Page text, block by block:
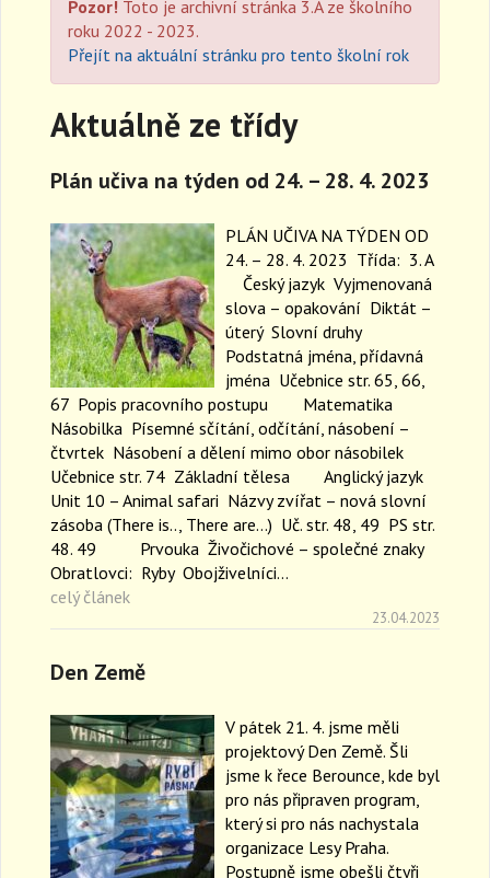
Pozor! Toto je archivní stránka 3.A ze školního
roku 2022 - 2023.
Přejít na aktuální stránku pro tento školní rok
Aktuálně ze třídy
Plán učiva na týden od 24. – 28. 4. 2023
PLÁN UČIVA NA TÝDEN OD
24. – 28. 4. 2023 Třída: 3. A
Český jazyk Vyjmenovaná
slova – opakování Diktát –
úterý Slovní druhy
Podstatná jména, přídavná
jména Učebnice str. 65, 66,
67 Popis pracovního postupu Matematika
Násobilka Písemné sčítání, odčítání, násobení –
čtvrtek Násobení a dělení mimo obor násobilek
Učebnice str. 74 Základní tělesa Anglický jazyk
Unit 10 – Animal safari Názvy zvířat – nová slovní
zásoba (There is.., There are…) Uč. str. 48, 49 PS str.
48. 49 Prvouka Živočichové – společné znaky
Obratlovci: Ryby Obojživelníci…
celý článek
23.04.2023
Den Země
V pátek 21. 4. jsme měli
projektový Den Země. Šli
jsme k řece Berounce, kde byl
pro nás připraven program,
který si pro nás nachystala
organizace Lesy Praha.
Postupně jsme obešli čtyři